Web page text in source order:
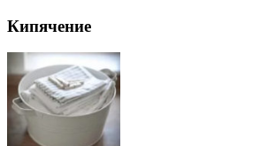
Кипячение